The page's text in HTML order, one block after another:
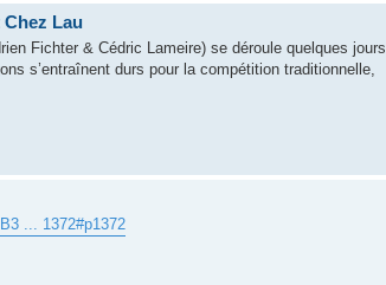
Lau
Fichter & Cédric Lameire) se déroule quelques jours
s’entraînent durs pour la compétition traditionnelle,
... 1372#p1372